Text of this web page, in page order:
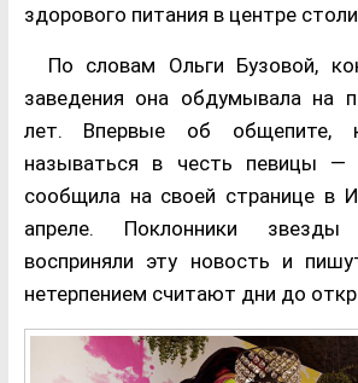
здорового питания в центре
По словам Ольги Бузовой,
заведения она обдумывала на
лет. Впервые об общепите,
называться в честь певицы —
сообщила на своей странице в
апреле. Поклонники
восприняли эту новость и
нетерпением считают дни до